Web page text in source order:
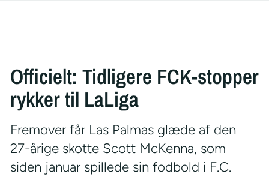
Officielt: Tidligere FCK-stopper
rykker til LaLiga
Fremover får Las Palmas glæde af den
27-årige skotte Scott McKenna, som
siden januar spillede sin fodbold i F.C.